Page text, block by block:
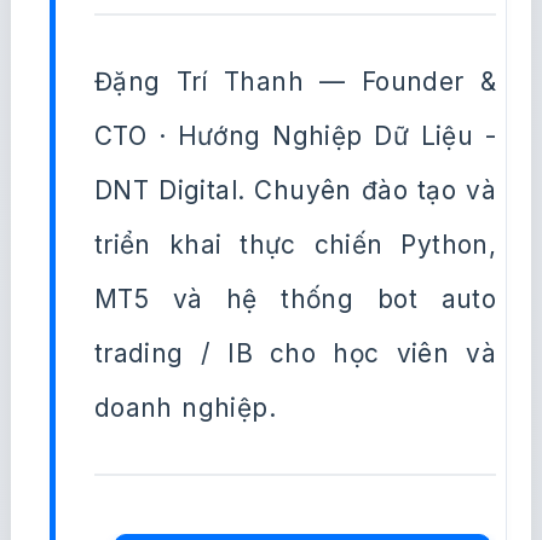
Đặng Trí Thanh — Founder &
CTO · Hướng Nghiệp Dữ Liệu -
DNT Digital. Chuyên đào tạo và
triển khai thực chiến Python,
MT5 và hệ thống bot auto
trading / IB cho học viên và
doanh nghiệp.